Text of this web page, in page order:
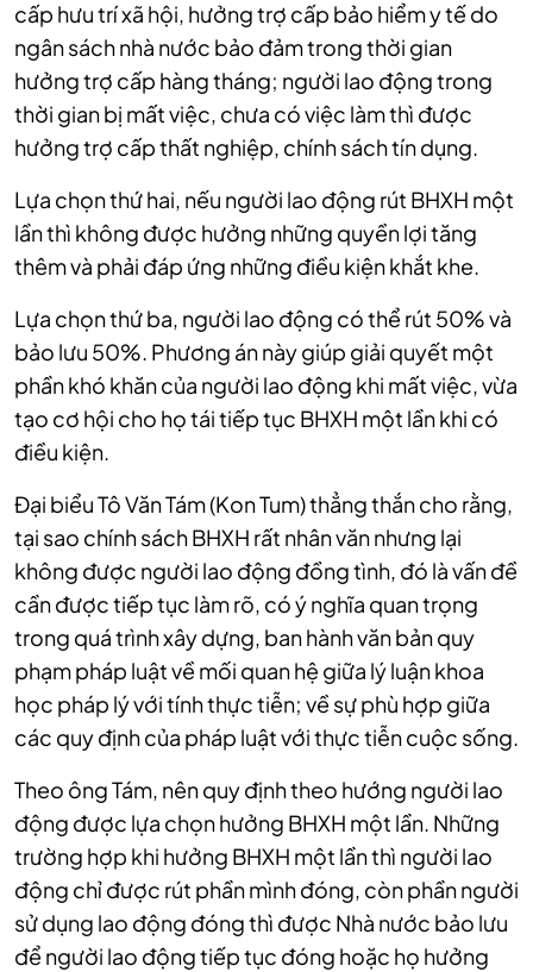
cấp hưu trí xã hội, hưởng trợ cấp bảo hiểm y tế do
ngân sách nhà nước bảo đảm trong thời gian
hưởng trợ cấp hàng tháng; người lao động trong
thời gian bị mất việc, chưa có việc làm thì được
hưởng trợ cấp thất nghiệp, chính sách tín dụng.
Lựa chọn thứ hai, nếu người lao động rút BHXH một
lần thì không được hưởng những quyền lợi tăng
thêm và phải đáp ứng những điều kiện khắt khe.
Lựa chọn thứ ba, người lao động có thể rút 50% và
bảo lưu 50%. Phương án này giúp giải quyết một
phần khó khăn của người lao động khi mất việc, vừa
tạo cơ hội cho họ tái tiếp tục BHXH một lần khi có
điều kiện.
Đại biểu Tô Văn Tám (Kon Tum) thẳng thắn cho rằng,
tại sao chính sách BHXH rất nhân văn nhưng lại
không được người lao động đồng tình, đó là vấn đề
cần được tiếp tục làm rõ, có ý nghĩa quan trọng
trong quá trình xây dựng, ban hành văn bản quy
phạm pháp luật về mối quan hệ giữa lý luận khoa
học pháp lý với tính thực tiễn; về sự phù hợp giữa
các quy định của pháp luật với thực tiễn cuộc sống.
Theo ông Tám, nên quy định theo hướng người lao
động được lựa chọn hưởng BHXH một lần. Những
trường hợp khi hưởng BHXH một lần thì người lao
động chỉ được rút phần mình đóng, còn phần người
sử dụng lao động đóng thì được Nhà nước bảo lưu
để người lao động tiếp tục đóng hoặc họ hưởng